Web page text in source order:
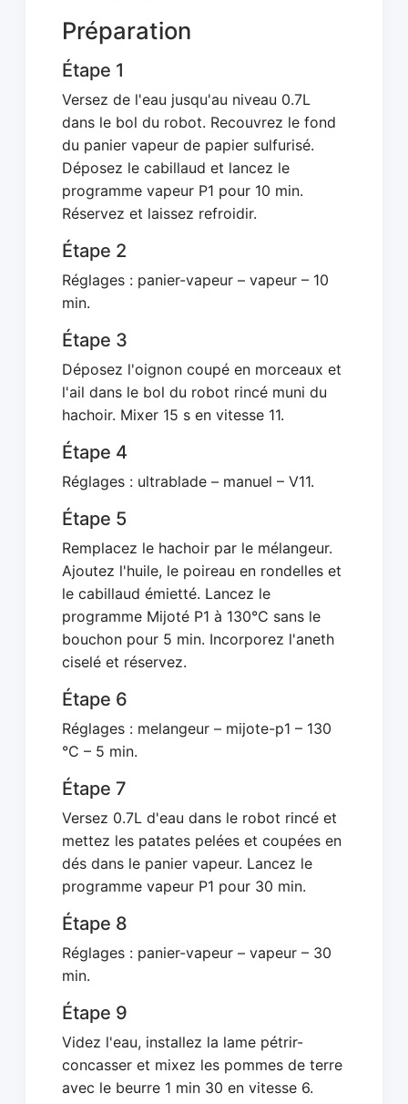
Préparation
Étape 1
Versez de l'eau jusqu'au niveau 0.7L
dans le bol du robot. Recouvrez le fond
du panier vapeur de papier sulfurisé.
Déposez le cabillaud et lancez le
programme vapeur P1 pour 10 min.
Réservez et laissez refroidir.
Étape 2
Réglages : panier-vapeur – vapeur – 10
min.
Étape 3
Déposez l'oignon coupé en morceaux et
l'ail dans le bol du robot rincé muni du
hachoir. Mixer 15 s en vitesse 11.
Étape 4
Réglages : ultrablade – manuel – V11.
Étape 5
Remplacez le hachoir par le mélangeur.
Ajoutez l'huile, le poireau en rondelles et
le cabillaud émietté. Lancez le
programme Mijoté P1 à 130°C sans le
bouchon pour 5 min. Incorporez l'aneth
ciselé et réservez.
Étape 6
Réglages : melangeur – mijote-p1 – 130
°C – 5 min.
Étape 7
Versez 0.7L d'eau dans le robot rincé et
mettez les patates pelées et coupées en
dés dans le panier vapeur. Lancez le
programme vapeur P1 pour 30 min.
Étape 8
Réglages : panier-vapeur – vapeur – 30
min.
Étape 9
Videz l'eau, installez la lame pétrir-
concasser et mixez les pommes de terre
avec le beurre 1 min 30 en vitesse 6.